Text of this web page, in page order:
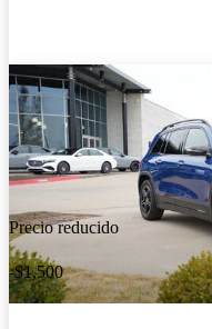
Precio reducido
-$1,500